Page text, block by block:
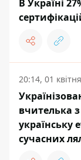
В Україні
20:14, 01
вчителька
українську
сучасних